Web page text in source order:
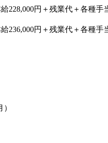
228,000円＋残業代＋各種手
236,000円＋残業代＋各種手